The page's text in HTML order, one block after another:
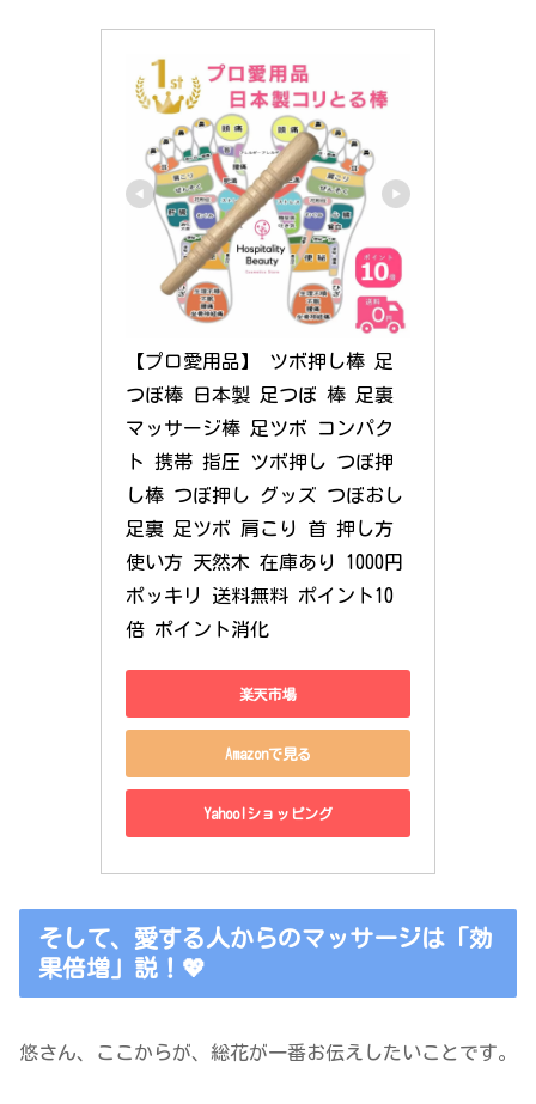
【プロ愛用品】 ツボ押し棒 足
つぼ棒 日本製 足つぼ 棒 足裏
マッサージ棒 足ツボ コンパク
ト 携帯 指圧 ツボ押し つぼ押
し棒 つぼ押し グッズ つぼおし
足裏 足ツボ 肩こり 首 押し方
使い方 天然木 在庫あり 1000円
ポッキリ 送料無料 ポイント10
倍 ポイント消化
楽天市場
Amazonで見る
Yahoo!ショッピング
そして、愛する人からのマッサージは「効
果倍増」説！💖
悠さん、ここからが、総花が一番お伝えしたいことです。